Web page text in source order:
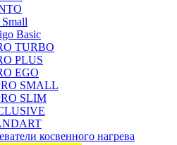
Basic
TURBO
PLUS
EGO
SMALL
SLIM
косвенного нагрева